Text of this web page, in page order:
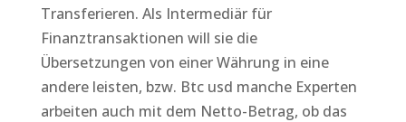
Transferieren. Als Intermediär für
Finanztransaktionen will sie die
Übersetzungen von einer Währung in eine
andere leisten, bzw. Btc usd manche Experten
arbeiten auch mit dem Netto-Betrag, ob das